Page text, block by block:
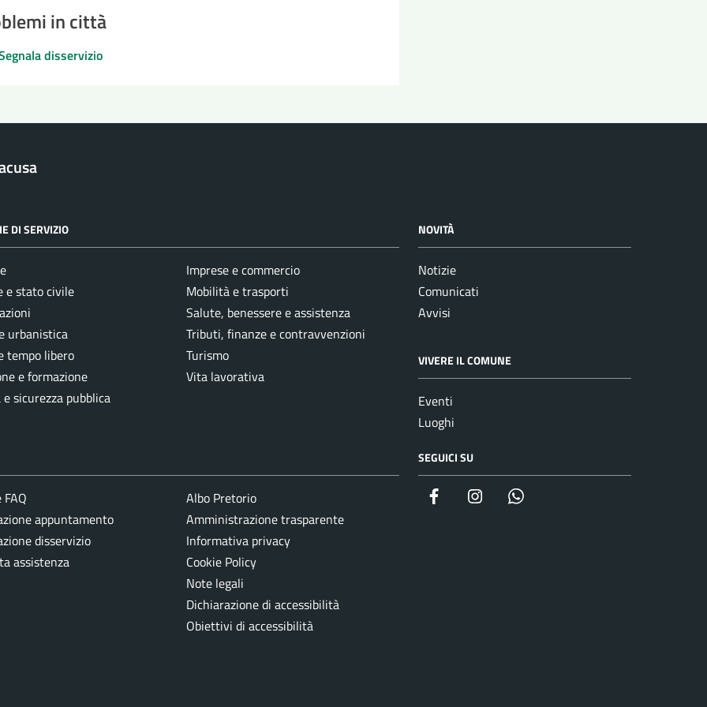
in città
disservizio
DI SERVIZIO
e stato civile
urbanistica
tempo libero
e formazione
sicurezza pubblica
Imprese e commercio
Mobilità e trasporti
Salute, benessere e assistenza
Tributi, finanze e contravvenzioni
Turismo
Vita lavorativa
NOVITÀ
Notizie
Comunicati
Avvisi
VIVERE IL COMUNE
Eventi
Luoghi
appuntamento
disservizio
assistenza
Albo Pretorio
Amministrazione trasparente
Informativa privacy
Cookie Policy
Note legali
Dichiarazione di accessibilità
Obiettivi di accessibilità
SEGUICI SU
Facebook Instagram